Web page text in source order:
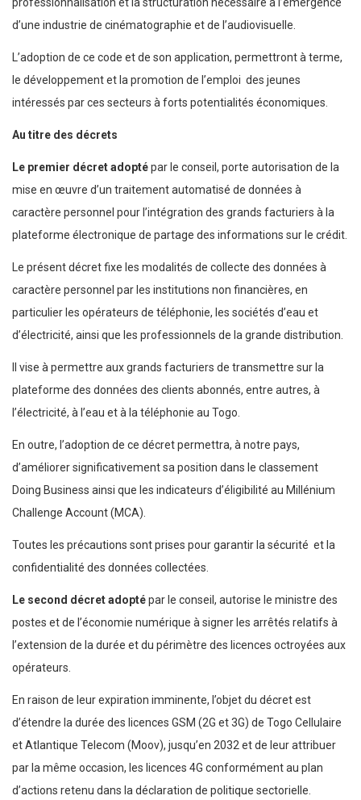
professionnalisation et la structuration nécessaire à l’émergence
d’une industrie de cinématographie et de l’audiovisuelle.
L’adoption de ce code et de son application, permettront à terme,
le développement et la promotion de l’emploi des jeunes
intéressés par ces secteurs à forts potentialités économiques.
Au titre des décrets
Le premier décret adoptépar le conseil, porte autorisation de la
mise en œuvre d’un traitement automatisé de données à
caractère personnel pour l’intégration des grands facturiers à la
plateforme électronique de partage des informations sur le crédit.
Le présent décret fixe les modalités de collecte des données à
caractère personnel par les institutions non financières, en
particulier les opérateurs de téléphonie, les sociétés d’eau et
d’électricité, ainsi que les professionnels de la grande distribution.
Il vise à permettre aux grands facturiers de transmettre sur la
plateforme des données des clients abonnés, entre autres, à
l’électricité, à l’eau et à la téléphonie au Togo.
En outre, l’adoption de ce décret permettra, à notre pays,
d’améliorer significativement sa position dans le classement
Doing Business ainsi que les indicateurs d’éligibilité au Millénium
Challenge Account (MCA).
Toutes les précautions sont prises pour garantir la sécurité et la
confidentialité des données collectées.
Le second décret adoptépar le conseil, autorise le ministre des
postes et de l’économie numérique à signer les arrêtés relatifs à
l’extension de la durée et du périmètre des licences octroyées aux
opérateurs.
En raison de leur expiration imminente, l’objet du décret est
d’étendre la durée des licences GSM (2G et 3G) de Togo Cellulaire
et Atlantique Telecom (Moov), jusqu’en 2032 et de leur attribuer
par la même occasion, les licences 4G conformément au plan
d’actions retenu dans la déclaration de politique sectorielle.